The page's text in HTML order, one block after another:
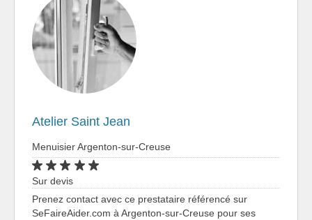
Atelier Saint Jean
Menuisier Argenton-sur-Creuse
Sur devis
Prenez contact avec ce prestataire référencé sur
SeFaireAider.com à Argenton-sur-Creuse pour ses